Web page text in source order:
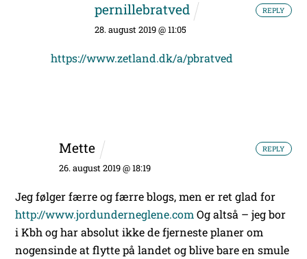
pernillebratved
28. august 2019 @ 11:05
https://www.zetland.dk/a/pbratved
REPLY
Mette
26. august 2019 @ 18:19
Jeg følger færre og færre blogs, men er ret glad for
http://www.jordunderneglene.com Og altså – jeg bor
i Kbh og har absolut ikke de fjerneste planer om
nogensinde at flytte på landet og blive bare en smule
REPLY